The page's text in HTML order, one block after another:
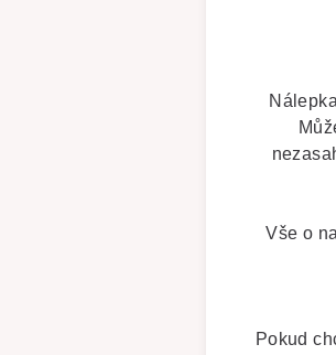
Vše o
Pokud